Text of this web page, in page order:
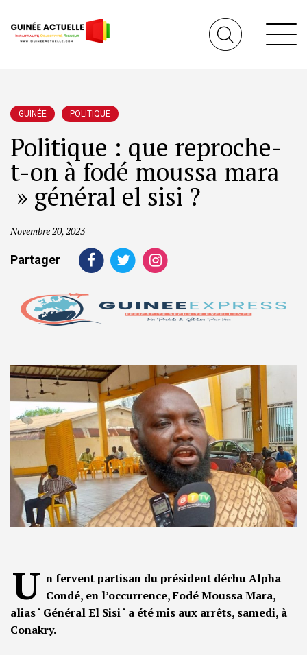
GUINÉE POLITIQUE
Politique : que reproche-
t-on à fodé moussa mara
» général el sisi ?
Novembre 20, 2023
Partager
U n fervent partisan du président déchu Alpha
Condé, en l’occurrence, Fodé Moussa Mara,
alias ‘ Général El Sisi ‘ a été mis aux arrêts, samedi, à
Conakry.